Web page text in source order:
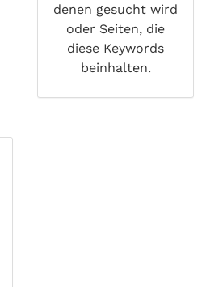
denen gesucht wird
oder Seiten, die
diese Keywords
beinhalten.